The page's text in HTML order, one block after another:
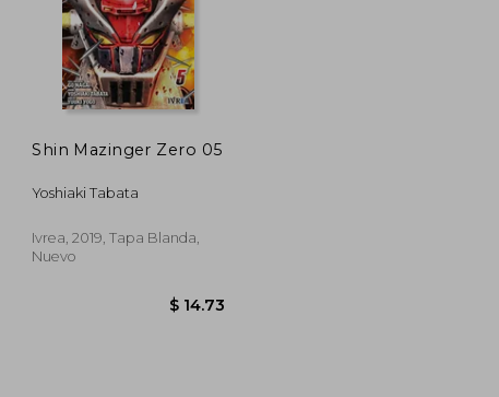
Shin Mazinger Zero 05
Yoshiaki Tabata
Ivrea, 2019, Tapa Blanda,
Nuevo